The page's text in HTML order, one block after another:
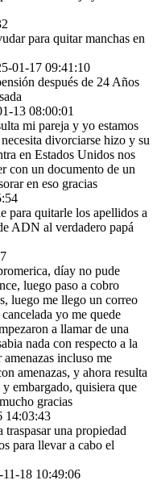
para quitar manchas en
01-17 09:41:10
después de 24 Años
13 08:00:01
mi pareja y yo estamos
divorciarse hizo y su
en Estados Unidos nos
con un documento de un
en eso gracias
para quitarle los apellidos a
ADN al verdadero papá
díay no pude
luego paso a cobro
luego me llego un correo
yo me quede
a llamar de una
nada con respecto a la
incluso me
amenazas, y ahora resulta
embargado, quisiera que
gracias
14:03:43
traspasar una propiedad
para llevar a cabo el
11-18 10:49:06